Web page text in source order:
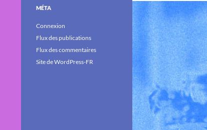
MÉTA
Connexion
Flux des publications
Flux des commentaires
Site de WordPress-FR